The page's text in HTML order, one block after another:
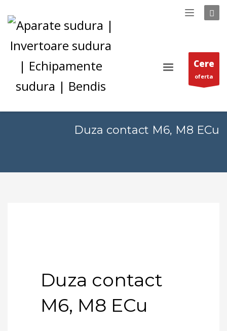
Cere
oferta
Duza contact M6, M8 ECu
Duza contact
M6, M8 ECu